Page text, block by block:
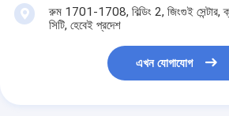
রুম 1701-1708, বিল্ডিং 2, জিংগুই সেন্টার,
সিটি, হেবেই প্রদেশ
এখন যোগাযোগ